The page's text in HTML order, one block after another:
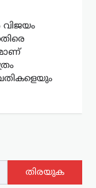
തിരയുക